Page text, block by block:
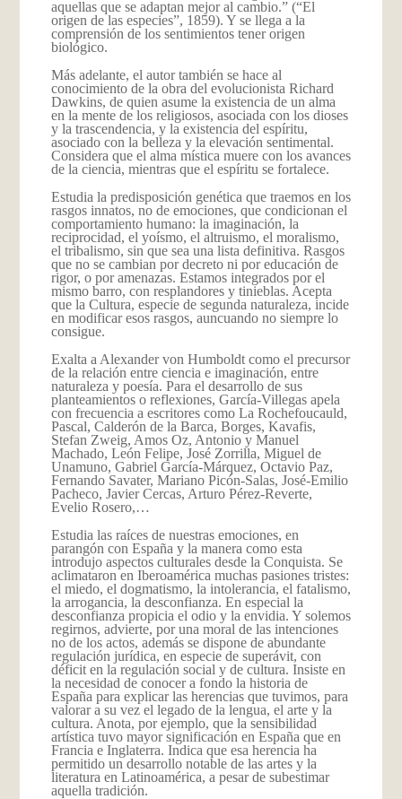
aquellas que se adaptan mejor al cambio.” (“El
origen de las especies”, 1859). Y se llega a la
comprensión de los sentimientos tener origen
biológico.
Más adelante, el autor también se hace al
conocimiento de la obra del evolucionista Richard
Dawkins, de quien asume la existencia de un alma
en la mente de los religiosos, asociada con los dioses
y la trascendencia, y la existencia del espíritu,
asociado con la belleza y la elevación sentimental.
Considera que el alma mística muere con los avances
de la ciencia, mientras que el espíritu se fortalece.
Estudia la predisposición genética que traemos en los
rasgos innatos, no de emociones, que condicionan el
comportamiento humano: la imaginación, la
reciprocidad, el yoísmo, el altruismo, el moralismo,
el tribalismo, sin que sea una lista definitiva. Rasgos
que no se cambian por decreto ni por educación de
rigor, o por amenazas. Estamos integrados por el
mismo barro, con resplandores y tinieblas. Acepta
que la Cultura, especie de segunda naturaleza, incide
en modificar esos rasgos, auncuando no siempre lo
consigue.
Exalta a Alexander von Humboldt como el precursor
de la relación entre ciencia e imaginación, entre
naturaleza y poesía. Para el desarrollo de sus
planteamientos o reflexiones, García-Villegas apela
con frecuencia a escritores como La Rochefoucauld,
Pascal, Calderón de la Barca, Borges, Kavafis,
Stefan Zweig, Amos Oz, Antonio y Manuel
Machado, León Felipe, José Zorrilla, Miguel de
Unamuno, Gabriel García-Márquez, Octavio Paz,
Fernando Savater, Mariano Picón-Salas, José-Emilio
Pacheco, Javier Cercas, Arturo Pérez-Reverte,
Evelio Rosero,…
Estudia las raíces de nuestras emociones, en
parangón con España y la manera como esta
introdujo aspectos culturales desde la Conquista. Se
aclimataron en Iberoamérica muchas pasiones tristes:
el miedo, el dogmatismo, la intolerancia, el fatalismo,
la arrogancia, la desconfianza. En especial la
desconfianza propicia el odio y la envidia. Y solemos
regirnos, advierte, por una moral de las intenciones
no de los actos, además se dispone de abundante
regulación jurídica, en especie de superávit, con
déficit en la regulación social y de cultura. Insiste en
la necesidad de conocer a fondo la historia de
España para explicar las herencias que tuvimos, para
valorar a su vez el legado de la lengua, el arte y la
cultura. Anota, por ejemplo, que la sensibilidad
artística tuvo mayor significación en España que en
Francia e Inglaterra. Indica que esa herencia ha
permitido un desarrollo notable de las artes y la
literatura en Latinoamérica, a pesar de subestimar
aquella tradición.